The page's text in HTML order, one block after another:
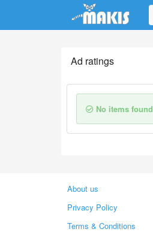
Update cookies preferences
Ad ratings
No items found
About us
Privacy Policy
Terms & Conditions